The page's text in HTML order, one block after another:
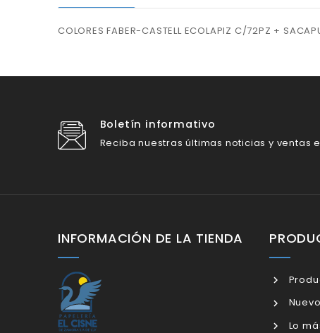
COLORES FABER-CASTELL ECOLAPIZ C/72PZ +
Boletín informativo
Reciba nuestras últimas noticias y ventas
INFORMACIÓN DE LA TIENDA
Lo